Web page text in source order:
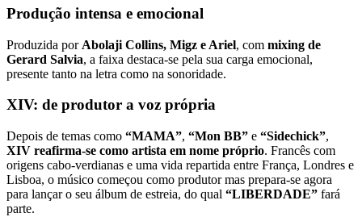
Produção intensa e emocional
Produzida por Abolaji Collins, Migz e Ariel, com mixing de
Gerard Salvia, a faixa destaca-se pela sua carga emocional,
presente tanto na letra como na sonoridade.
XIV: de produtor a voz própria
Depois de temas como “MAMA”, “Mon BB” e “Sidechick”,
XIV reafirma-se como artista em nome próprio. Francês com
origens cabo-verdianas e uma vida repartida entre França, Londres e
Lisboa, o músico começou como produtor mas prepara-se agora
para lançar o seu álbum de estreia, do qual “LIBERDADE” fará
parte.